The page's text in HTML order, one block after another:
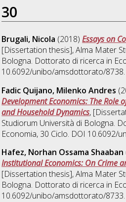
30
Brugali, Nicola (2018)Essays on
[Dissertation thesis], Alma Mater
Bologna. Dottorato di ricerca in
10.6092/unibo/amsdottorato/8738.
Fadic Quijano, Milenko Andres
Development Economics: The Role
and Household Dynamics,
Studiorum Università di Bologna.
Economia, 30 Ciclo. DOI 10.6092/
Hafez, Norhan Ossama Shaaban
Institutional Economics: On Crime
[Dissertation thesis], Alma Mater
Bologna. Dottorato di ricerca in
10.6092/unibo/amsdottorato/8733.